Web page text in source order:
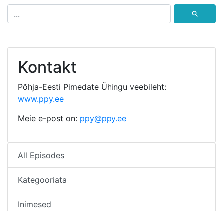
⚲
Kontakt
Põhja-Eesti Pimedate Ühingu veebileht:
www.ppy.ee
Meie e-post on: ppy@ppy.ee
All Episodes
Kategooriata
Inimesed